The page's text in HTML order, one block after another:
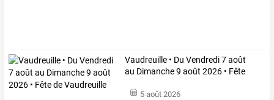
Vaudreuille • Du Vendredi7août
au Dimanche9 août 2026 • Fête
5 août 2026